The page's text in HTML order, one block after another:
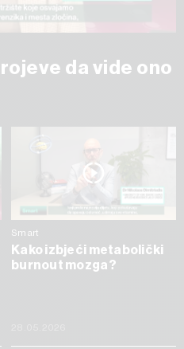
da vide ono
Smart
Kako izbjeći metabolički
burnout mozga?